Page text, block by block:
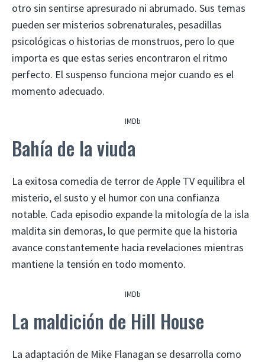
otro sin sentirse apresurado ni abrumado. Sus temas
pueden ser misterios sobrenaturales, pesadillas
psicológicas o historias de monstruos, pero lo que
importa es que estas series encontraron el ritmo
perfecto. El suspenso funciona mejor cuando es el
momento adecuado.
IMDb
Bahía de la viuda
La exitosa comedia de terror de Apple TV equilibra el
misterio, el susto y el humor con una confianza
notable. Cada episodio expande la mitología de la isla
maldita sin demoras, lo que permite que la historia
avance constantemente hacia revelaciones mientras
mantiene la tensión en todo momento.
IMDb
La maldición de Hill House
La adaptación de Mike Flanagan se desarrolla como